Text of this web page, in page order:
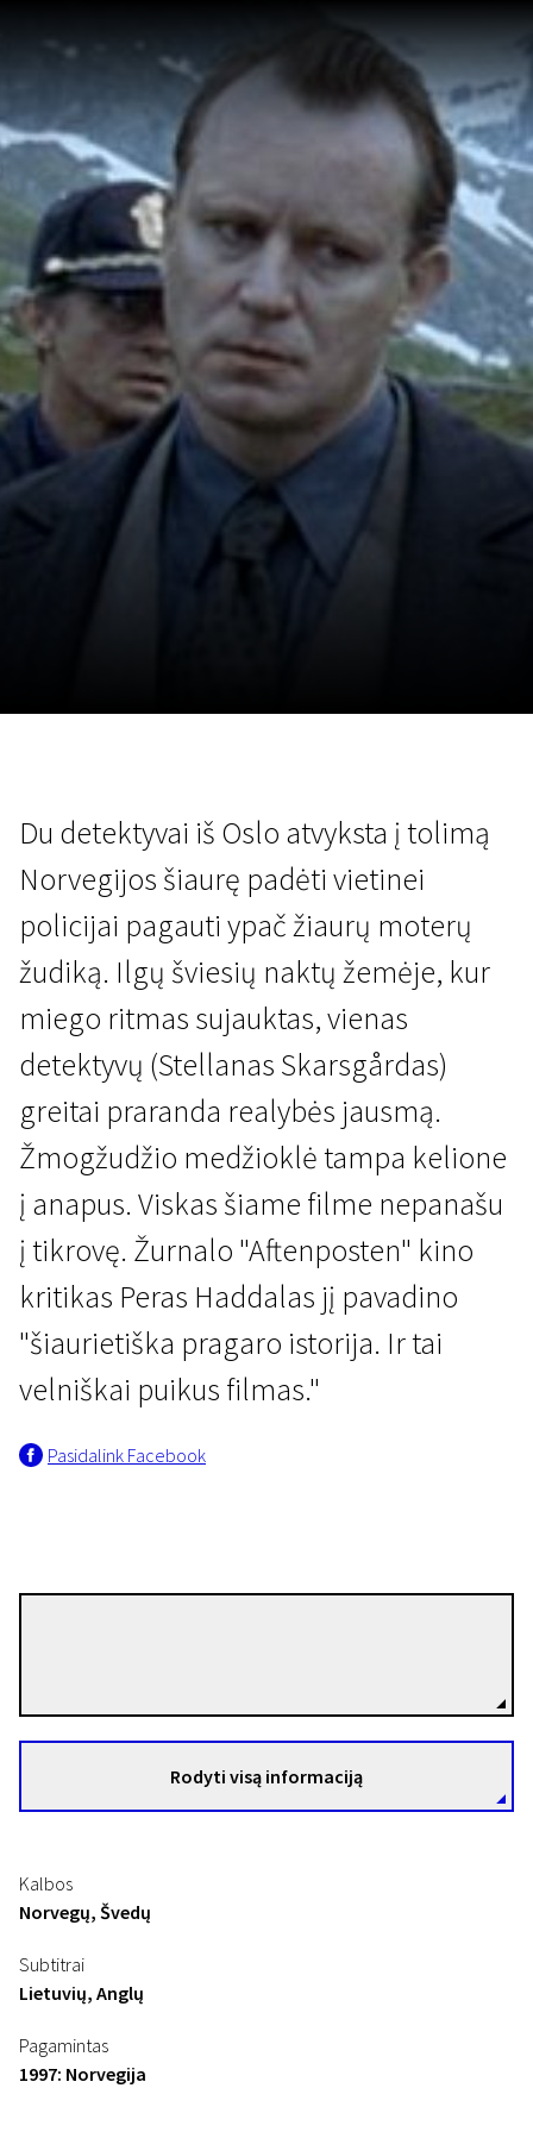
Specialioji programa „Nusikaltimas ir bausmė“
Nemiga
1 val. 30 min. | Kriminalinis, Trileris, Mistinis | N/A
Du detektyvai iš Oslo atvyksta į tolimą
Norvegijos šiaurę padėti vietinei
policijai pagauti ypač žiaurų moterų
žudiką. Ilgų šviesių naktų žemėje, kur
miego ritmas sujauktas, vienas
detektyvų (Stellanas Skarsgårdas)
greitai praranda realybės jausmą.
Žmogžudžio medžioklė tampa kelione
į anapus. Viskas šiame filme nepanašu
į tikrovę. Žurnalo "Aftenposten" kino
kritikas Peras Haddalas jį pavadino
"šiaurietiška pragaro istorija. Ir tai
velniškai puikus filmas."
Pasidalink Facebook
Rodyti visą informaciją
Kalbos
Norvegų, Švedų
Subtitrai
Lietuvių, Anglų
Pagamintas
1997: Norvegija